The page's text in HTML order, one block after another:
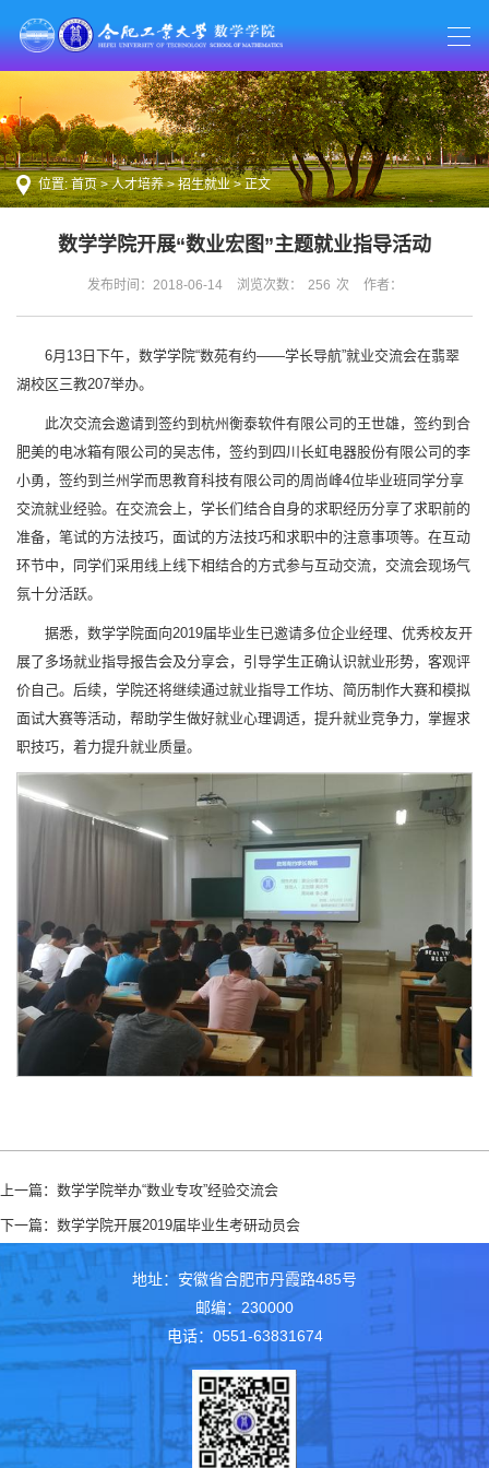
位置:首页>人才培养>招生就业> 正文
数学学院开展“数业宏图”主题就业指导活动
发布时间：2018-06-14 浏览次数： 256 次 作者：
6月13日下午，数学学院“数苑有约——学长导航”就业交流会在翡翠
湖校区三教207举办。
此次交流会邀请到签约到杭州衡泰软件有限公司的王世雄，签约到合
肥美的电冰箱有限公司的吴志伟，签约到四川长虹电器股份有限公司的李
小勇，签约到兰州学而思教育科技有限公司的周尚峰4位毕业班同学分享
交流就业经验。在交流会上，学长们结合自身的求职经历分享了求职前的
准备，笔试的方法技巧，面试的方法技巧和求职中的注意事项等。在互动
环节中，同学们采用线上线下相结合的方式参与互动交流，交流会现场气
氛十分活跃。
据悉，数学学院面向2019届毕业生已邀请多位企业经理、优秀校友开
展了多场就业指导报告会及分享会，引导学生正确认识就业形势，客观评
价自己。后续，学院还将继续通过就业指导工作坊、简历制作大赛和模拟
面试大赛等活动，帮助学生做好就业心理调适，提升就业竞争力，掌握求
职技巧，着力提升就业质量。
上一篇： 数学学院举办“数业专攻”经验交流会
下一篇： 数学学院开展2019届毕业生考研动员会
地址：安徽省合肥市丹霞路485号
邮编：230000
电话：0551-63831674